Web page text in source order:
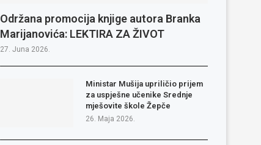
Održana promocija knjige autora Branka
Marijanovića: LEKTIRA ZA ŽIVOT
27. Juna 2026.
Ministar Mušija upriličio prijem
za uspješne učenike Srednje
mješovite škole Žepče
26. Maja 2026.